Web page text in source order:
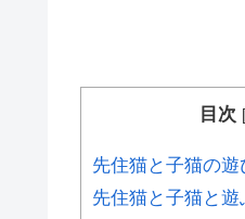
目次 [
先住猫と子猫の遊
先住猫と子猫と